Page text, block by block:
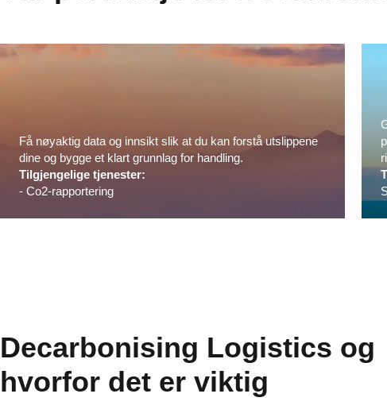
Få nøyaktig data og innsikt slik at du kan forstå utslippene
dine og bygge et klart grunnlag for handling.
Tilgjengelige tjenester:
- Co2-rapportering
Decarbonising Logistics og
hvorfor det er viktig